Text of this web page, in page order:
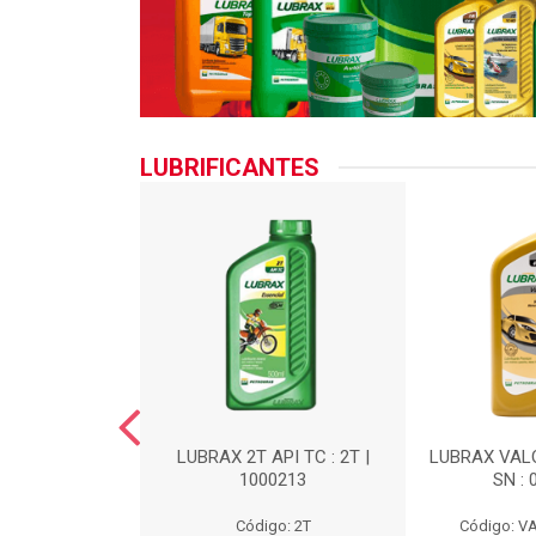
LUBRIFICANTES
LUBRAX 2T API TC : 2T |
1000213
Código: 2T
LUBRAX
SN :
Código: